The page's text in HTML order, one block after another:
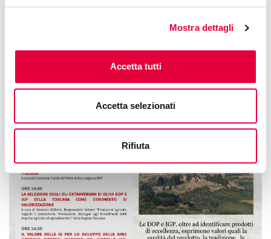
Mostra dettagli
Accetta tutti
Accetta selezionati
Rifiuta